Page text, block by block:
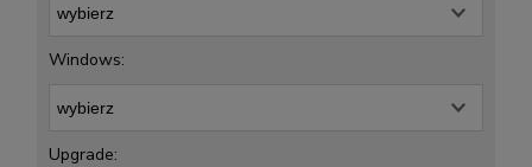
Windows:
Upgrade: